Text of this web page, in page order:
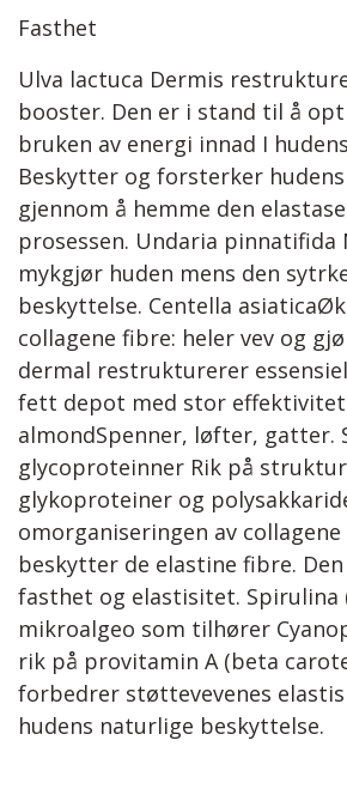
Fasthet
Ulva lactuca Dermis
booster. Den er i stand til å
bruken av energi innad I
Beskytter og forsterker
gjennom å hemme den elastase
prosessen. Undaria
mykgjør huden mens den
beskyttelse. Centella
collagene fibre: heler vev og
dermal restrukturerer
fett depot med stor effektivitet
almondSpenner, løfter, gatter.
glycoproteinner Rik på
glykoproteiner og
omorganiseringen av
beskytter de elastine fibre.
fasthet og elastisitet. Spirulina
mikroalgeo som tilhører
rik på provitamin A (beta
forbedrer støttevevenes
hudens naturlige beskyttelse.